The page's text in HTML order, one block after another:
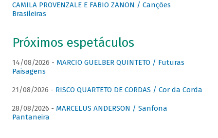
CAMILA PROVENZALE E FABIO ZANON / Canções
Brasileiras
Próximos espetáculos
14/08/2026 - MARCIO GUELBER QUINTETO / Futuras
Paisagens
21/08/2026 - RISCO QUARTETO DE CORDAS / Cor da Corda
28/08/2026 - MARCELUS ANDERSON / Sanfona
Pantaneira